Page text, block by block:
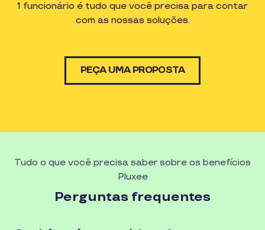
1 funcionário é tudo que você precisa para contar
com as nossas soluções.
PEÇA UMA PROPOSTA
Tudo o que você precisa saber sobre os benefícios
Pluxee
Perguntas frequentes